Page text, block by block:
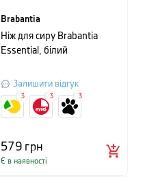
Brabantia
Ніж для сиру Brabantia
Essential, білий
Залишити відгук
579грн
Є в наявності
3 3 3